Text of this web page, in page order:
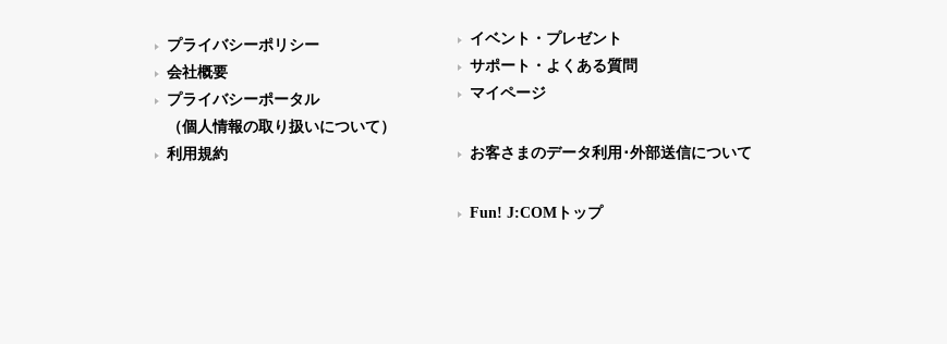
プライバシーポリシー
会社概要
プライバシーポータル
（個人情報の取り扱いについて）
利用規約
イベント・プレゼント
サポート・よくある質問
マイページ
お客さまのデータ利用･外部送信について
Fun! J:COMトップ